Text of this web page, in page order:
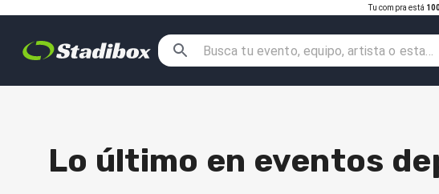
Tu compra está
Lo último en eventos